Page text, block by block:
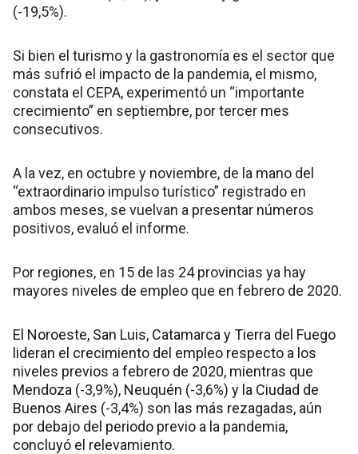
(-19,5%).
Si bien el turismo y la gastronomía es el sector que
más sufrió el impacto de la pandemia, el mismo,
constata el CEPA, experimentó un “importante
crecimiento” en septiembre, por tercer mes
consecutivos.
A la vez, en octubre y noviembre, de la mano del
“extraordinario impulso turístico” registrado en
ambos meses, se vuelvan a presentar números
positivos, evaluó el informe.
Por regiones, en 15 de las 24 provincias ya hay
mayores niveles de empleo que en febrero de 2020.
El Noroeste, San Luis, Catamarca y Tierra del Fuego
lideran el crecimiento del empleo respecto a los
niveles previos a febrero de 2020, mientras que
Mendoza (-3,9%), Neuquén (-3,6%) y la Ciudad de
Buenos Aires (-3,4%) son las más rezagadas, aún
por debajo del periodo previo a la pandemia,
concluyó el relevamiento.